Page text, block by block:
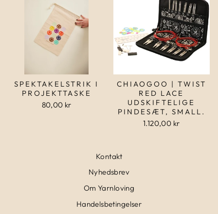
SPEKTAKELSTRIK I
PROJEKTTASKE
80,00 kr
CHIAOGOO | TWIST
RED LACE
UDSKIFTELIGE
PINDESÆT, SMALL.
1.120,00 kr
Kontakt
Nyhedsbrev
Om Yarnloving
Handelsbetingelser